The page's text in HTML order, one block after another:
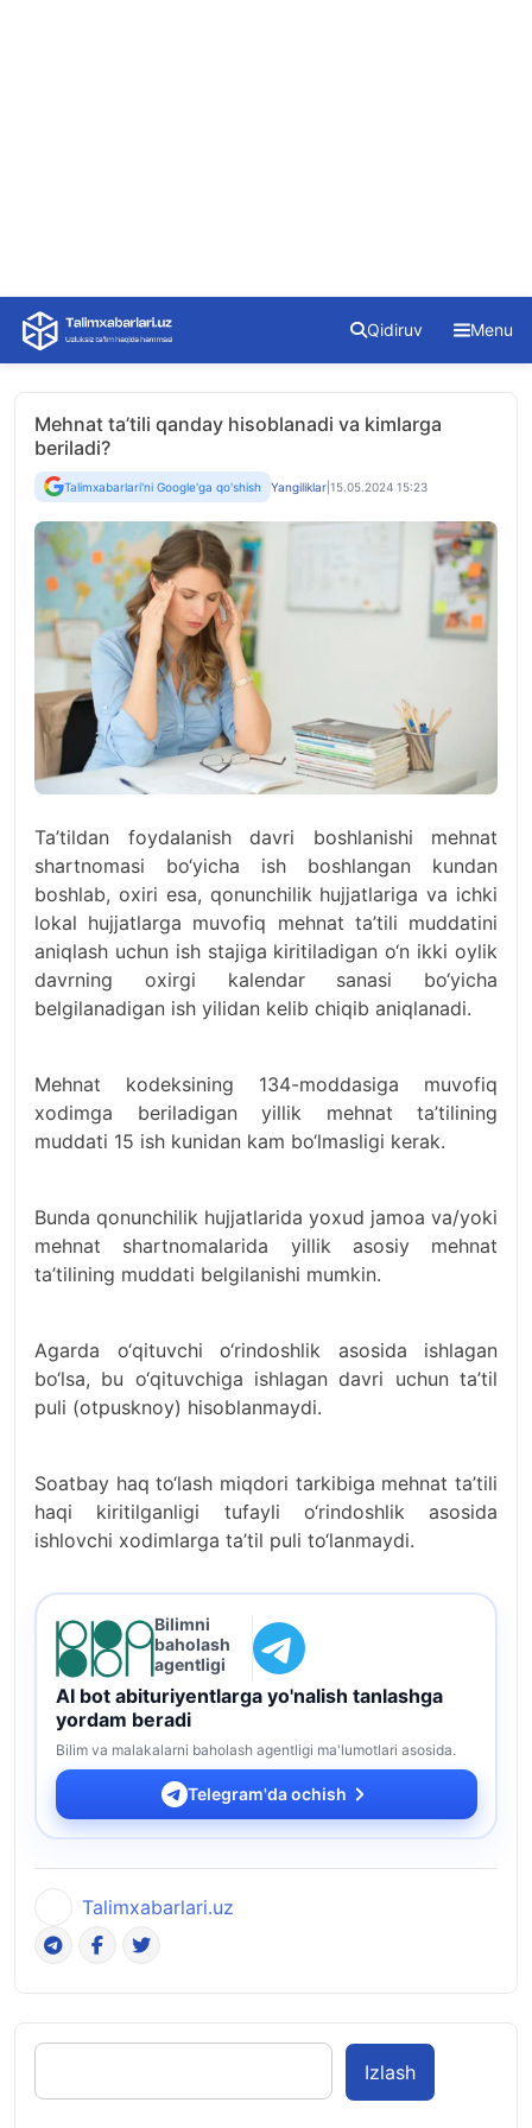
Skip
content
Qidiruv Menu
Mehnat ta’tili qanday hisoblanadi va kimlarga
beriladi?
Talimxabarlari'ni Google'ga qo'shish Yangiliklar 15.05.2024 15:23
Ta’tildan foydalanish davri boshlanishi mehnat
shartnomasi bo‘yicha ish boshlangan kundan
boshlab, oxiri esa, qonunchilik hujjatlariga va ichki
lokal hujjatlarga muvofiq mehnat ta’tili muddatini
aniqlash uchun ish stajiga kiritiladigan o‘n ikki oylik
davrning oxirgi kalendar sanasi bo‘yicha
belgilanadigan ish yilidan kelib chiqib aniqlanadi.
Mehnat kodeksining 134-moddasiga muvofiq
xodimga beriladigan yillik mehnat ta’tilining
muddati 15 ish kunidan kam bo‘lmasligi kerak.
Bunda qonunchilik hujjatlarida yoxud jamoa va/yoki
mehnat shartnomalarida yillik asosiy mehnat
ta’tilining muddati belgilanishi mumkin.
Agarda o‘qituvchi o‘rindoshlik asosida ishlagan
bo‘lsa, bu o‘qituvchiga ishlagan davri uchun ta’til
puli (otpusknoy) hisoblanmaydi.
Soatbay haq to‘lash miqdori tarkibiga mehnat ta’tili
haqi kiritilganligi tufayli o‘rindoshlik asosida
ishlovchi xodimlarga ta’til puli to‘lanmaydi.
Bilimni
baholash
agentligi
AI bot abituriyentlarga yo'nalish tanlashga
yordam beradi
Bilim va malakalarni baholash agentligi ma'lumotlari asosida.
Telegram'da ochish
Talimxabarlari.uz
Izlash